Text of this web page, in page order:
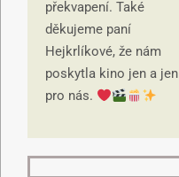
překvapení. Také
děkujeme paní
Hejkrlíkové, že nám
poskytla kino jen a jen
pro nás.